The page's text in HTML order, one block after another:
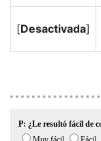
[Desactivada]